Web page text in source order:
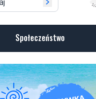
Społeczeństwo